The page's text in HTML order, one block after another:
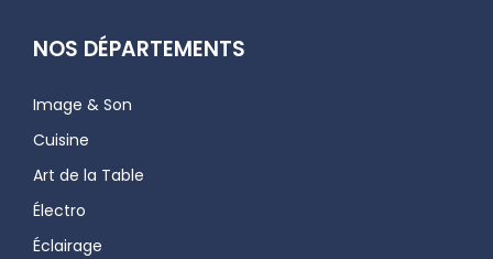
NOS DÉPARTEMENTS
Image & Son
Cuisine
Art de la Table
Électro
Éclairage